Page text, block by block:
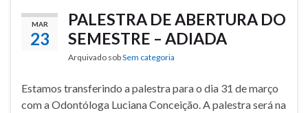
MAR
23
PALESTRA DE ABERTURA DO
SEMESTRE – ADIADA
Arquivado sobSem categoria
Estamos transferindo a palestra para o dia 31 de março
com a Odontóloga Luciana Conceição. A palestra será na